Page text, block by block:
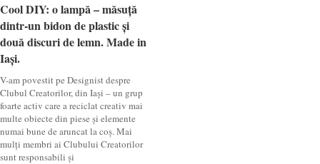
Cool DIY: o lampă – măsuță
dintr-un bidon de plastic și
două discuri de lemn. Made in
Iași.
V-am povestit pe Designist despre
Clubul Creatorilor, din Iași – un grup
foarte activ care a reciclat creativ mai
multe obiecte din piese și elemente
numai bune de aruncat la coș. Mai
mulți membri ai Clubului Creatorilor
sunt responsabili și
Cool DIY: o lampă – măsuță
dintr-un bidon de plastic și
două discuri de lemn. Made in
Iași.